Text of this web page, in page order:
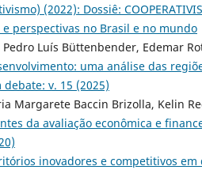
(2022): Dossiê:
perspectivas no Brasil e no mundo
Luís Büttenbender, Edemar
uma análise das
v. 15 (2025)
Margarete Baccin Brizolla, Kelin
da avaliação econômica e
inovadores e competitivos em